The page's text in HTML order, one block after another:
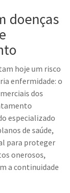
doenças
hoje um risco
enfermidade: o
dos
especializado
de saúde,
para proteger
onerosos,
a continuidade